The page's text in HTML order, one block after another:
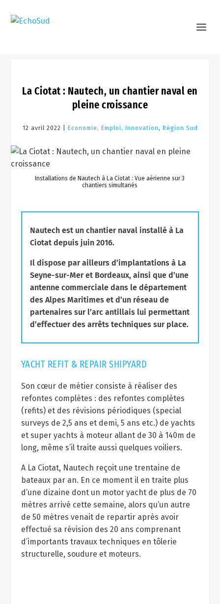
La Ciotat : Nautech, un chantier naval en
pleine croissance
12 avril 2022 | Economie, Emploi, Innovation , Région Sud
Installations de Nautech à La Ciotat : Vue aérienne sur 3
chantiers simultanés
Nautech est un chantier naval installé à La
Ciotat depuis juin 2016.
Il dispose par ailleurs d’implantations à La
Seyne-sur-Mer et Bordeaux, ainsi que d’une
antenne commerciale dans le département
des Alpes Maritimes et d’un réseau de
partenaires sur l’arc antillais lui permettant
d’effectuer des arrêts techniques sur place.
YACHT REFIT & REPAIR SHIPYARD
Son cœur de métier consiste à réaliser des
refontes complètes : des refontes complètes
(refits) et des révisions périodiques (special
surveys de 2,5 ans et demi, 5 ans etc.) de yachts
et super yachts à moteur allant de 30 à 140m de
long, même s’il traite aussi quelques voiliers.
A La Ciotat, Nautech reçoit une trentaine de
bateaux par an. En ce moment il en traite plus
d’une dizaine dont un motor yacht de plus de 70
mètres arrivé cette semaine, alors qu’un autre
de 50 mètres venait de repartir après avoir
effectué sa révision des 20 ans comprenant
d’importants travaux techniques en tôlerie
structurelle, soudure et moteurs.